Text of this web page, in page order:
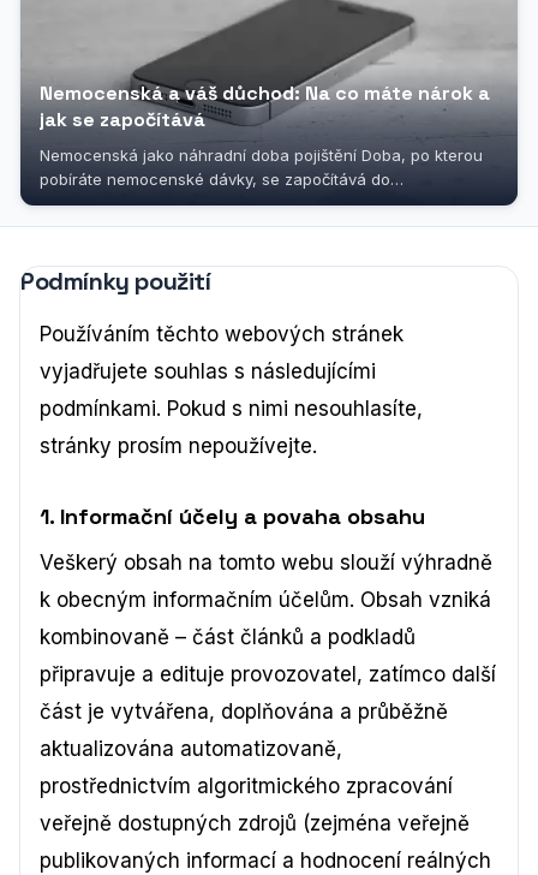
Nemocenská a váš důchod: Na co máte nárok a
jak se započítává
Nemocenská jako náhradní doba pojištění Doba, po kterou
pobíráte nemocenské dávky, se započítává do
důchodového pojištění jako...
Podmínky použití
Používáním těchto webových stránek
vyjadřujete souhlas s následujícími
podmínkami. Pokud s nimi nesouhlasíte,
stránky prosím nepoužívejte.
1. Informační účely a povaha obsahu
Veškerý obsah na tomto webu slouží výhradně
k obecným informačním účelům. Obsah vzniká
kombinovaně – část článků a podkladů
připravuje a edituje provozovatel, zatímco další
část je vytvářena, doplňována a průběžně
aktualizována automatizovaně,
prostřednictvím algoritmického zpracování
veřejně dostupných zdrojů (zejména veřejně
publikovaných informací a hodnocení reálných